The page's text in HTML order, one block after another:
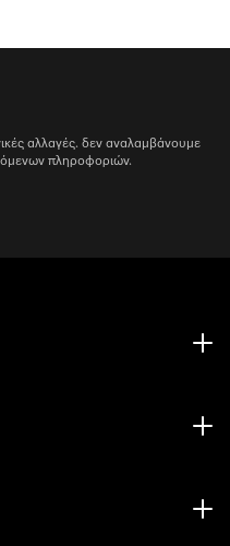
αλλαγές. δεν αναλαμβάνουμε
πληροφοριών.